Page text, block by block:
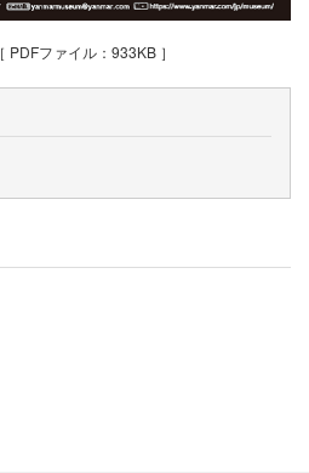
［ PDFファイル：933KB ］